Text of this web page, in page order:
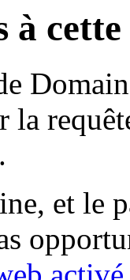
à
la
et le